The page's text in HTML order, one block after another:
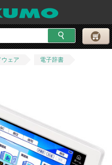
ェア
電子辞書